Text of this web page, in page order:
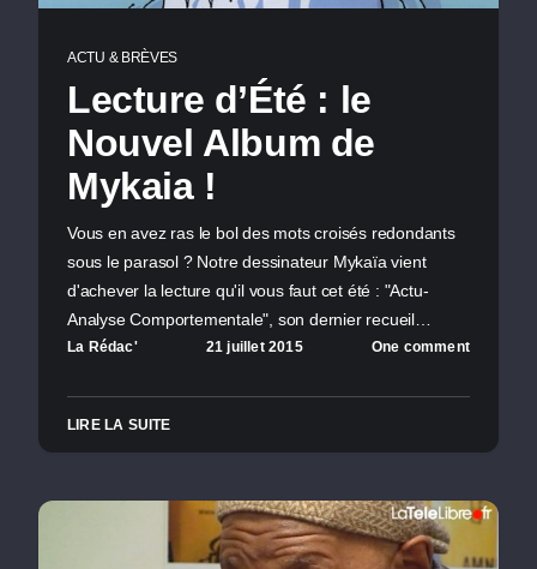
ACTU & BRÈVES
Lecture d’Été : le
Nouvel Album de
Mykaia !
Vous en avez ras le bol des mots croisés redondants
sous le parasol ? Notre dessinateur Mykaïa vient
d'achever la lecture qu'il vous faut cet été : "Actu-
Analyse Comportementale", son dernier recueil…
La Rédac' 21 juillet 2015 One comment
LIRE LA SUITE